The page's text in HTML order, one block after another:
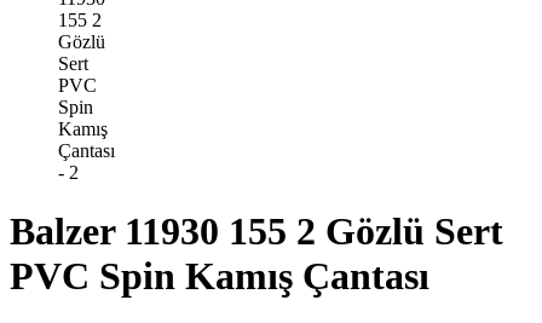
Balzer 11930 155 2 Gözlü Sert
PVC Spin Kamış Çantası